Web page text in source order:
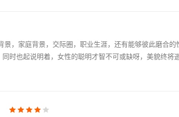
景，家庭背景，交际圈，职业生涯，还有能够彼此磨合
时也起说明着，女性的聪明才智不可或缺呀，美貌终将